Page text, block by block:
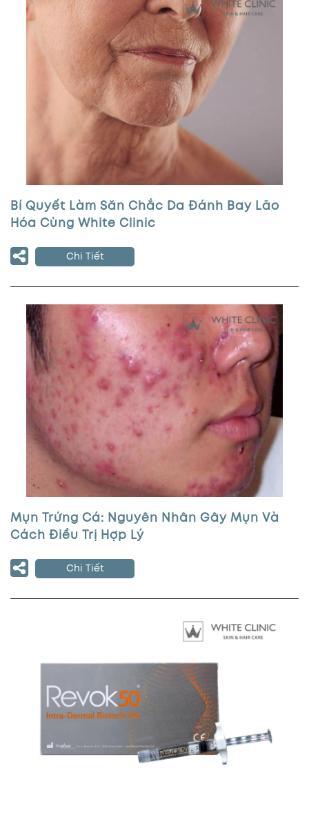
Bí Quyết Làm Săn Chắc Da Đánh Bay Lão
Hóa Cùng White Clinic
Chi Tiết
Mụn Trứng Cá: Nguyên Nhân Gây Mụn Và
Cách Điều Trị Hợp Lý
Chi Tiết